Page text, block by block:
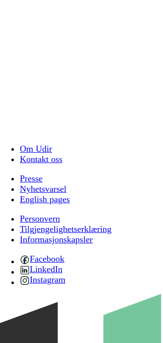
Om Udir
Kontakt oss
Presse
Nyhetsvarsel
English pages
Personvern
Tilgjengelighetserklæring
Informasjonskapsler
Facebook
LinkedIn
Instagram